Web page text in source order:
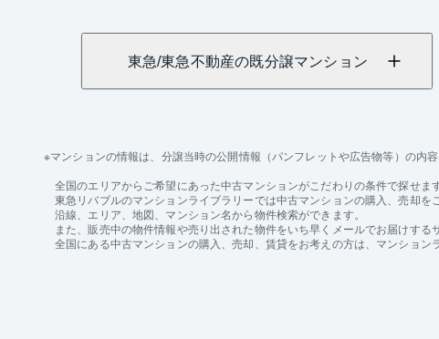
東急/東急不動産の既分譲マンション
マンションの情報は、分譲当時の公開情報（パンフレットや広告物等）の内
全国のエリアからご希望にあった中古マンションがこだわりの条件で探せます
東急リバブルのマンションライブラリーでは中古マンションの購入、売却
沿線、エリア、地図、マンション名から物件検索ができます。
また、販売中の物件情報や売り出された物件をいち早くメールでお届けする
全国にある中古マンションの購入、売却、賃貸をお考えの方は、マンション